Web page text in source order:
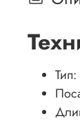
Тип: